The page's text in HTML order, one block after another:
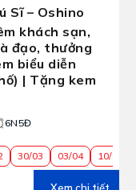
Sĩ – Oshino
khách sạn,
đạo, thưởng
biểu diễn
| Tặng kem
6N5Đ
30/03 03/04
10/04